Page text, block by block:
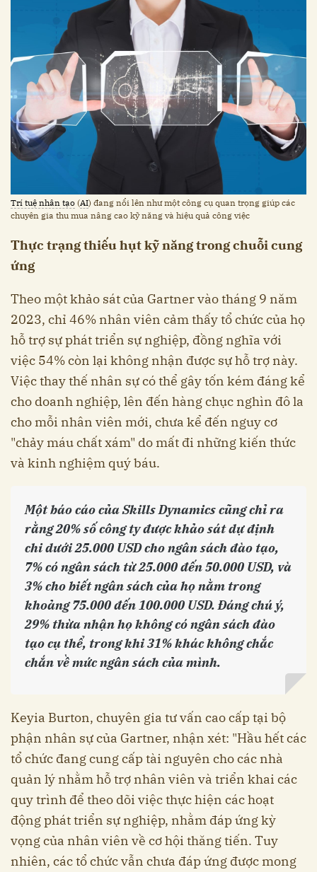
Trí tuệ nhân tạo (AI) đang nổi lên như một công cụ quan trọng giúp các
chuyên gia thu mua nâng cao kỹ năng và hiệu quả công việc
Thực trạng thiếu hụt kỹ năng trong chuỗi cung
ứng
Theo một khảo sát của Gartner vào tháng 9 năm
2023, chỉ 46% nhân viên cảm thấy tổ chức của họ
hỗ trợ sự phát triển sự nghiệp, đồng nghĩa với
việc 54% còn lại không nhận được sự hỗ trợ này.
Việc thay thế nhân sự có thể gây tốn kém đáng kể
cho doanh nghiệp, lên đến hàng chục nghìn đô la
cho mỗi nhân viên mới, chưa kể đến nguy cơ
"chảy máu chất xám" do mất đi những kiến thức
và kinh nghiệm quý báu.
Một báo cáo của Skills Dynamics cũng chỉ ra
rằng 20% số công ty được khảo sát dự định
chi dưới 25.000 USD cho ngân sách đào tạo,
7% có ngân sách từ 25.000 đến 50.000 USD, và
3% cho biết ngân sách của họ nằm trong
khoảng 75.000 đến 100.000 USD. Đáng chú ý,
29% thừa nhận họ không có ngân sách đào
tạo cụ thể, trong khi 31% khác không chắc
chắn về mức ngân sách của mình.
Keyia Burton, chuyên gia tư vấn cao cấp tại bộ
phận nhân sự của Gartner, nhận xét: "Hầu hết các
tổ chức đang cung cấp tài nguyên cho các nhà
quản lý nhằm hỗ trợ nhân viên và triển khai các
quy trình để theo dõi việc thực hiện các hoạt
động phát triển sự nghiệp, nhằm đáp ứng kỳ
vọng của nhân viên về cơ hội thăng tiến. Tuy
nhiên, các tổ chức vẫn chưa đáp ứng được mong